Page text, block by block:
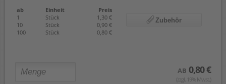
ab Einheit
Preis
1
Stück
1,30 €
10
Stück
0,90 €
100
Stück 0,80 €
Zubehör
AB 0,80 €
(zzgl. 19% Mwst.)